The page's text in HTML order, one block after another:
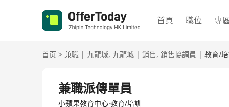
首頁 職位 專
首页 > 兼職 | 九龍城, 九龍城 | 銷售, 銷售協調員 | 教育/
兼職派傳單員
小蘋果教育中心·教育/培訓